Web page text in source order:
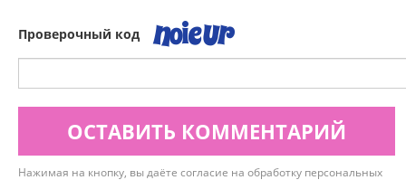
Проверочный код
ОСТАВИТЬ КОММЕНТАРИЙ
Нажимая на кнопку, вы даёте согласие на обработку персональных